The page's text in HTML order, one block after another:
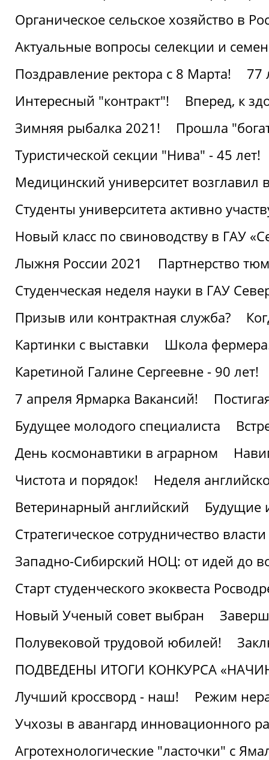
Органическое сельское хозяйство в
Актуальные вопросы селекции и
Поздравление ректора с 8 Марта!
77
Интересный "контракт"!
Вперед, к
Зимняя рыбалка 2021!
Прошла
Туристической секции "Нива" - 45 лет!
Медицинский университет возглавил
Студенты университета активно
Новый класс по свиноводству в ГАУ
Лыжня России 2021
Партнерство
Студенческая неделя науки в ГАУ
Призыв или контрактная служба?
Картинки с выставки
Школа
Каретиной Галине Сергеевне - 90 лет!
7 апреля Ярмарка Вакансий!
Будущее молодого специалиста
День космонавтики в аграрном
Чистота и порядок!
Неделя
Ветеринарный английский
Будущие
Стратегическое сотрудничество
Западно-Сибирский НОЦ: от идей до
Старт студенческого экоквеста
Новый Ученый совет выбран
Полувековой трудовой юбилей!
ПОДВЕДЕНЫ ИТОГИ КОНКУРСА
Лучший кроссворд - наш!
Режим
Учхозы в авангард инновационного
Агротехнологические "ласточки" с